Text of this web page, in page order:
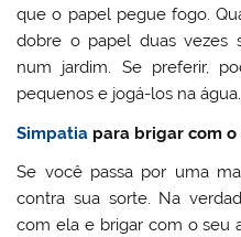
que o papel pegue fogo.
dobre o papel duas vezes
num jardim. Se preferir,
pequenos e jogá-los na água.
Simpatia para brigar com o
Se você passa por uma
contra sua sorte. Na
com ela e brigar com o seu